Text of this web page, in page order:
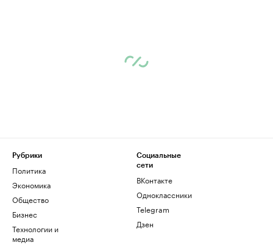
Рубрики
Политика
Экономика
Общество
Бизнес
Технологии и
медиа
Социальные
сети
ВКонтакте
Одноклассники
Telegram
Дзен